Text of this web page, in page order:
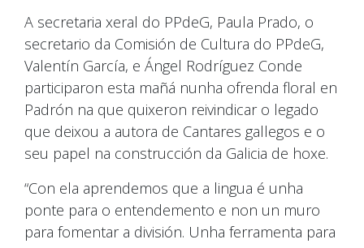
A secretaria xeral do PPdeG, Paula Prado, o
secretario da Comisión de Cultura do PPdeG,
Valentín García, e Ángel Rodríguez Conde
participaron esta mañá nunha ofrenda floral en
Padrón na que quixeron reivindicar o legado
que deixou a autora de Cantares gallegos e o
seu papel na construcción da Galicia de hoxe.
“Con ela aprendemos que a lingua é unha
ponte para o entendemento e non un muro
para fomentar a división. Unha ferramenta para